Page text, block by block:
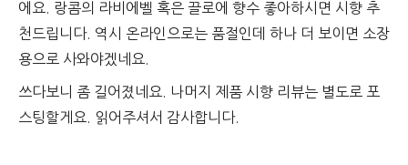
에요. 랑콤의 라비에벨 혹은 끌로에 향수 좋아하시면 시향 추
천드립니다. 역시 온라인으로는 품절인데 하나 더 보이면 소장
용으로 사와야겠네요.
쓰다보니 좀 길어졌네요. 나머지 제품 시향 리뷰는 별도로 포
스팅할게요. 읽어주셔서 감사합니다.